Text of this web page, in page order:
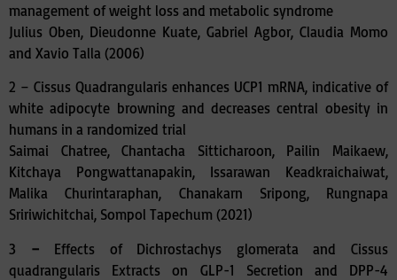
management of weight loss and metabolic syndrome
Julius Oben, Dieudonne Kuate, Gabriel Agbor, Claudia Momo
and Xavio Talla (2006)
2 – Cissus Quadrangularis enhances UCP1 mRNA, indicative of
white adipocyte browning and decreases central obesity in
humans in a randomized trial
Saimai Chatree, Chantacha Sitticharoon, Pailin Maikaew,
Kitchaya Pongwattanapakin, Issarawan Keadkraichaiwat,
Malika Churintaraphan, Chanakarn Sripong, Rungnapa
Sririwichitchai, Sompol Tapechum (2021)
3 – Effects of Dichrostachys glomerata and Cissus
quadrangularis Extracts on GLP-1 Secretion and DPP-4